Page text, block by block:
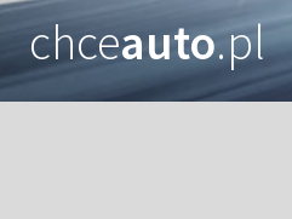
chceauto.pl